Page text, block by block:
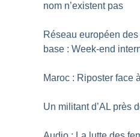
nom n’existent pas
Réseau européen
base : Week-end
Maroc : Riposter face
Un militant d’AL près